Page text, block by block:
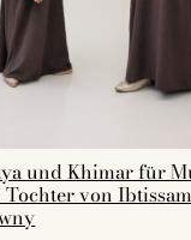
und Khimar für
von Ibtissam